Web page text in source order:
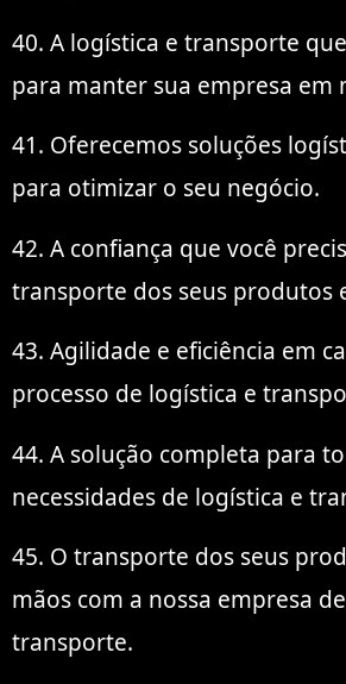
40. A logística e transporte
para manter sua empresa em
41. Oferecemos soluções
para otimizar o seu negócio.
42. A confiança que você
transporte dos seus produtos
43. Agilidade e eficiência em
processo de logística e
44. A solução completa para
necessidades de logística e
45. O transporte dos seus
mãos com a nossa empresa
transporte.